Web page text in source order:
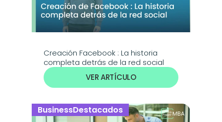
Creación Facebook : La historia
completa detrás de la red social
VER ARTÍCULO
BusinessDestacados